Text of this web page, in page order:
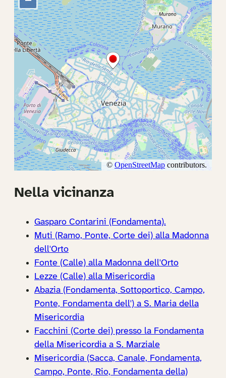
Nella vicinanza
Gasparo Contarini (Fondamenta).
Muti (Ramo, Ponte, Corte dei) alla Madonna
dell'Orto
Fonte (Calle) alla Madonna dell'Orto
Lezze (Calle) alla Misericordia
Abazia (Fondamenta, Sottoportico, Campo,
Ponte, Fondamenta dell') a S. Maria della
Misericordia
Facchini (Corte dei) presso la Fondamenta
della Misericordia a S. Marziale
Misericordia (Sacca, Canale, Fondamenta,
Campo, Ponte, Rio, Fondamenta della)